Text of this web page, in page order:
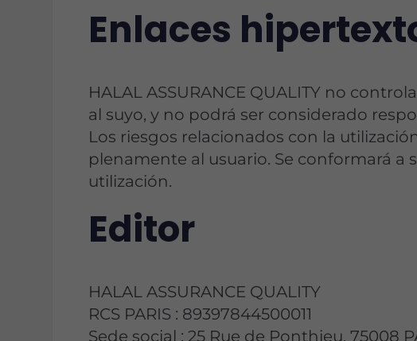
Enlaces
HALAL ASSURANCE QUALITY no
al suyo, y no podrá ser considerado
Los riesgos relacionados con la
plenamente al usuario. Se conformará a
utilización.
Editor
HALAL ASSURANCE QUALITY
RCS PARIS : 89397844500011
Sede social : 25 Rue de Ponthieu, 75008